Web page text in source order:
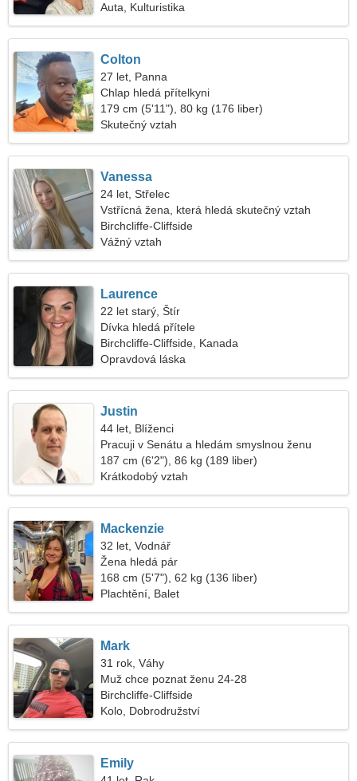
Auta, Kulturistika
Colton
27 let, Panna
Chlap hledá přítelkyni
179 cm (5'11"), 80 kg (176 liber)
Skutečný vztah
Vanessa
24 let, Střelec
Vstřícná žena, která hledá skutečný vztah
Birchcliffe-Cliffside
Vážný vztah
Laurence
22 let starý, Štír
Dívka hledá přítele
Birchcliffe-Cliffside, Kanada
Opravdová láska
Justin
44 let, Blíženci
Pracuji v Senátu a hledám smyslnou ženu
187 cm (6'2"), 86 kg (189 liber)
Krátkodobý vztah
Mackenzie
32 let, Vodnář
Žena hledá pár
168 cm (5'7"), 62 kg (136 liber)
Plachtění, Balet
Mark
31 rok, Váhy
Muž chce poznat ženu 24-28
Birchcliffe-Cliffside
Kolo, Dobrodružství
Emily